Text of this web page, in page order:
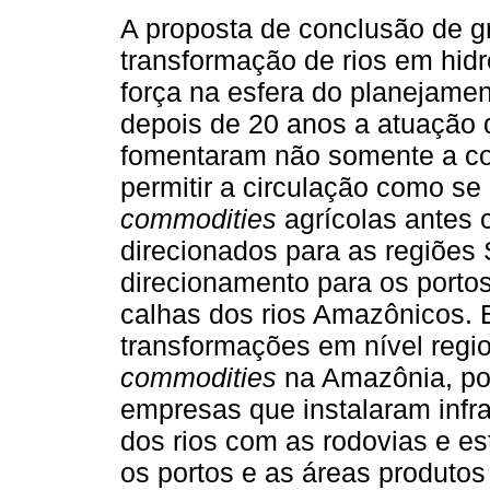
A proposta de conclusão de
transformação de rios em
força na esfera do
depois de 20 anos a
fomentaram não somente a
permitir a circulação como
commodities agrícolas antes
direcionados para as
direcionamento para os
calhas dos rios Amazônicos.
transformações em nível
commodities na Amazônia,
empresas que instalaram
dos rios com as rodovias e
os portos e as áreas